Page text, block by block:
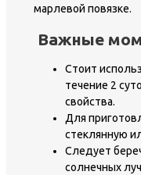
марлевой повязке.
Важные
Стоит
течение 2
свойства.
Для
стеклянную
Следует
солнечных